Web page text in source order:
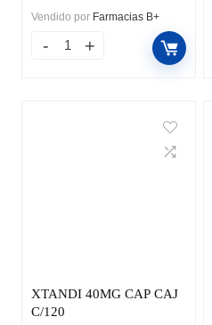
era:
$18,390.91.
es:
$16,949.00.
Vendido por Farmacias B+
XTANDI 40MG CAP CAJ
C/120